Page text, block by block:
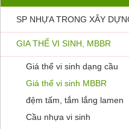
SP NHỰA TRONG XÂY
GIA THỂ VI SINH, MBBR
Giá thể vi sinh dạng cầu
Giá thể vi sinh MBBR
đệm tấm, tắm lắng lamen
Cầu nhựa vi sinh